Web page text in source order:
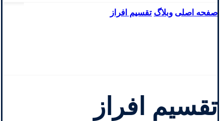
صفحه اصلی وبلاگ تقسیم افراز
تقسیم افراز